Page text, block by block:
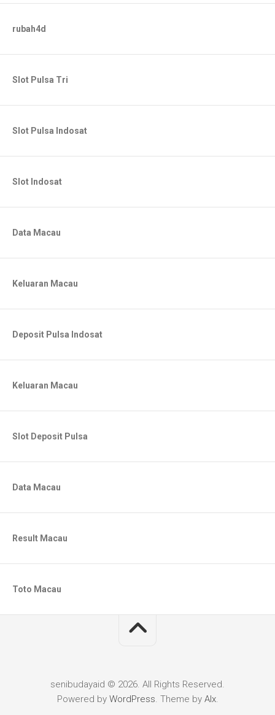
rubah4d
Slot Pulsa Tri
Slot Pulsa Indosat
Slot Indosat
Data Macau
Keluaran Macau
Deposit Pulsa Indosat
Keluaran Macau
Slot Deposit Pulsa
Data Macau
Result Macau
Toto Macau
senibudayaid © 2026. All Rights Reserved.
Powered by WordPress. Theme by Alx.